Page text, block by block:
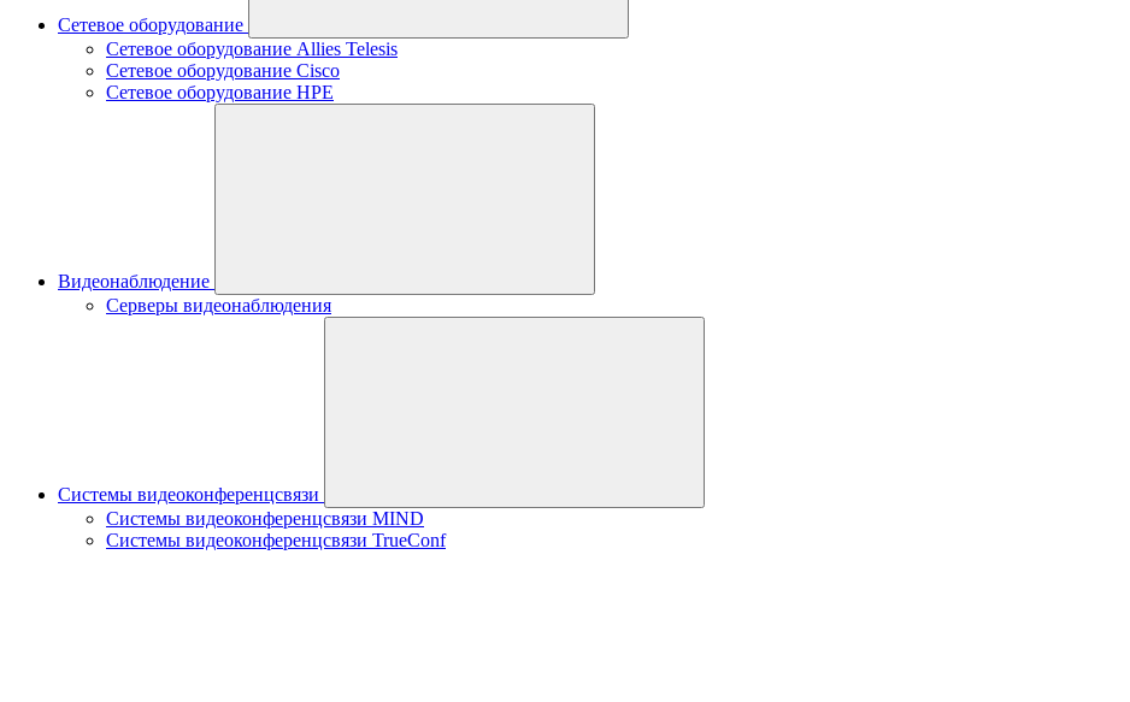
Сетевое оборудование
Сетевое оборудование Allies Telesis
Сетевое оборудование Cisco
Сетевое оборудование HPE
Видеонаблюдение
Серверы видеонаблюдения
Системы видеоконференцсвязи
Системы видеоконференцсвязи MIND
Системы видеоконференцсвязи TrueConf